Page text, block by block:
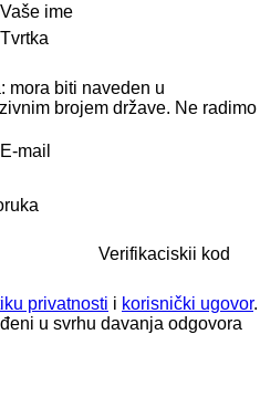
Vaše ime
Tvrtka
mora biti naveden u
brojem države. Ne radimo
E-mail
Verifikaciskii kod
privatnosti i korisnički ugovor.
u svrhu davanja odgovora